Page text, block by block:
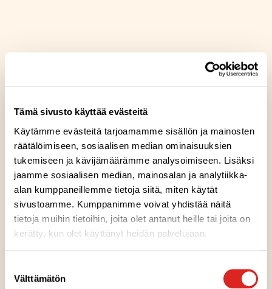
Tämä sivusto käyttää evästeitä
Käytämme evästeitä tarjoamamme sisällön ja mainosten
räätälöimiseen, sosiaalisen median ominaisuuksien
tukemiseen ja kävijämäärämme analysoimiseen. Lisäksi
jaamme sosiaalisen median, mainosalan ja analytiikka-
alan kumppaneillemme tietoja siitä, miten käytät
sivustoamme. Kumppanimme voivat yhdistää näitä
tietoja muihin tietoihin, joita olet antanut heille tai joita on
kerätty, kun olet käyttänyt heidän palvelujaan.
valinta
Välttämätön
TOMAATTISALAATTIKASTIK
E 345 ML
Sopii lakto-ovo ruokavalioon
Valmistimme kastiketaitureidemme kanssa tämän
lempeän tomaattisen kastikkeen. Laajasta
valikoimastamme löytyy kastike jokaiselle, sinä
päätät maun!